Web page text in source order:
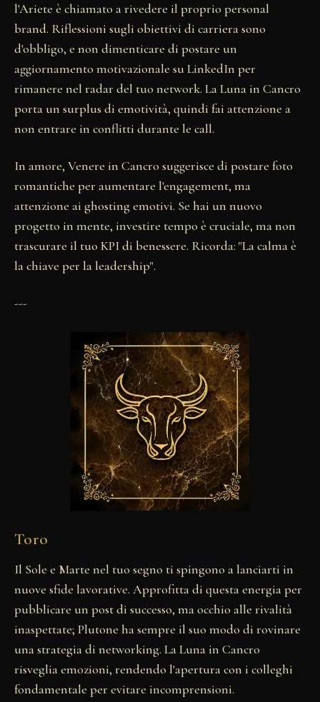
l'Ariete è chiamato a rivedere il proprio personal
brand. Riflessioni sugli obiettivi di carriera sono
d'obbligo, e non dimenticare di postare un
aggiornamento motivazionale su LinkedIn per
rimanere nel radar del tuo network. La Luna in Cancro
porta un surplus di emotività, quindi fai attenzione a
non entrare in conflitti durante le call.
In amore, Venere in Cancro suggerisce di postare foto
romantiche per aumentare l'engagement, ma
attenzione ai ghosting emotivi. Se hai un nuovo
progetto in mente, investire tempo è cruciale, ma non
trascurare il tuo KPI di benessere. Ricorda: "La calma è
la chiave per la leadership".
---
Toro
Il Sole e Marte nel tuo segno ti spingono a lanciarti in
nuove sfide lavorative. Approfitta di questa energia per
pubblicare un post di successo, ma occhio alle rivalità
inaspettate; Plutone ha sempre il suo modo di rovinare
una strategia di networking. La Luna in Cancro
risveglia emozioni, rendendo l'apertura con i colleghi
fondamentale per evitare incomprensioni.